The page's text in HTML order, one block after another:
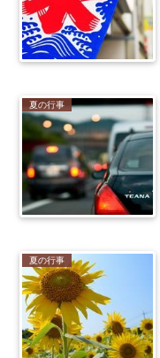
夏の行事
夏の行事